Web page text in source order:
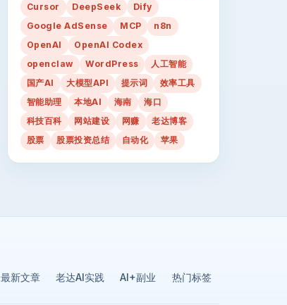
Cursor
DeepSeek
Dify
Google AdSense
MCP
n8n
OpenAI
OpenAI Codex
openclaw
WordPress
人工智能
国产AI
大模型API 提示词
效率工具
智能助理
本地AI 海南
海口
科技百科
网站建设 网赚
老达博客
股票
股票投资总结 自动化 苹果
最新文章 老达AI实践 AI+副业 热门标签